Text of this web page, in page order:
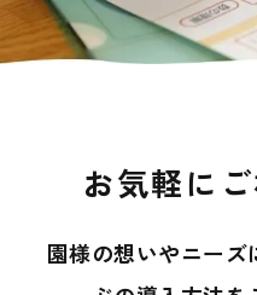
お気軽に
園様の想いやニー